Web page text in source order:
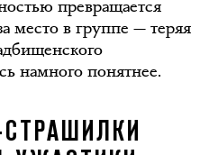
превращается
место в группе — теряя
намного понятнее.